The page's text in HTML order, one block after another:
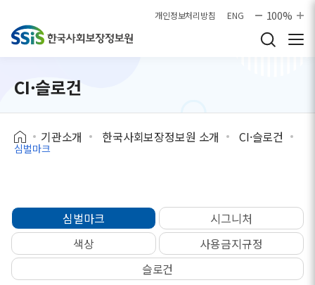
개인정보처리방침 ENG 100%
CI·슬로건
기관소개 한국사회보장정보원 소개 CI·슬로건
심벌마크
심벌마크
시그니처
색상
사용금지규정
슬로건